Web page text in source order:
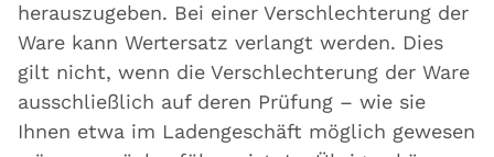
herauszugeben. Bei einer Verschlechterung der
Ware kann Wertersatz verlangt werden. Dies
gilt nicht, wenn die Verschlechterung der Ware
ausschließlich auf deren Prüfung – wie sie
Ihnen etwa im Ladengeschäft möglich gewesen